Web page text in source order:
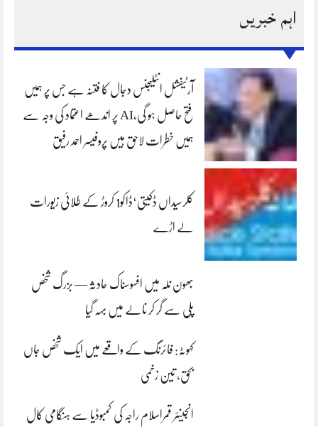
اہم خبریں
آرٹیفشل انٹلیجنس دجال کا فتنہ ہے جس پر ہمیں
فتح حاصل ہو گی،AI پر اندھے اعتماد کی وجہ سے
ہمیں خطرات لاحق ہیں پروفیسر احمد رفیق
کلرسیداں ڈکیتی‘ڈاکو1 کروڑ کے طلائی زیورات
لے اڑے
بھون نلہ میں افسوسناک حادثہ — بزرگ شخص
پلی سے گر کر نالے میں بہہ گیا
کہوٹہ: فائرنگ کے واقعے میں ایک شخص جاں
بحق، تین زخمی
انجینئر قمراسلام راجہ کی کمبوڈیا سے ہنگامی کال